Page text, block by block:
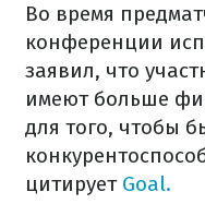
Во время
конференции
заявил, что
имеют больше
для того, чтобы
цитирует Goal.